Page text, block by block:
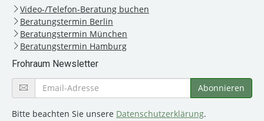
Video-/Telefon-Beratung buchen
Beratungstermin Berlin
Beratungstermin München
Beratungstermin Hamburg
Frohraum Newsletter
Bitte beachten Sie unsere Datenschutzerklärung.